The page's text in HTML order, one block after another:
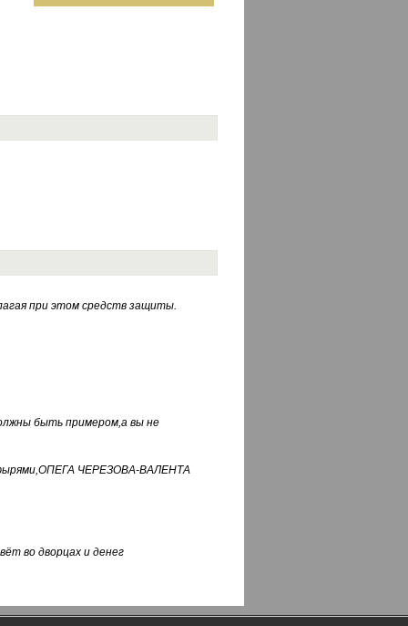
при этом средств защиты.
быть примером,а вы не
ЧЕРЕЗОВА-ВАЛЕНТА
во дворцах и денег